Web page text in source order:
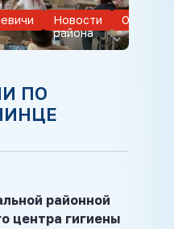
Новости
района
ПО
районной
центра гигиены